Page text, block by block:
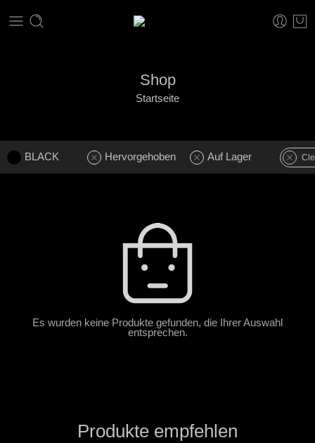
Shop
Startseite
BLACK Hervorgehoben Auf Lager
Es wurden keine Produkte gefunden, die Ihrer Auswahl
entsprechen.
Produkte empfehlen